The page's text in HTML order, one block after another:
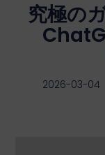
究極の
2026-03-04